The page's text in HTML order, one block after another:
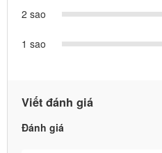
nhận.
Click vào đây
để xem danh mục
2 sao
1 sao
Viết đánh giá
Đánh giá